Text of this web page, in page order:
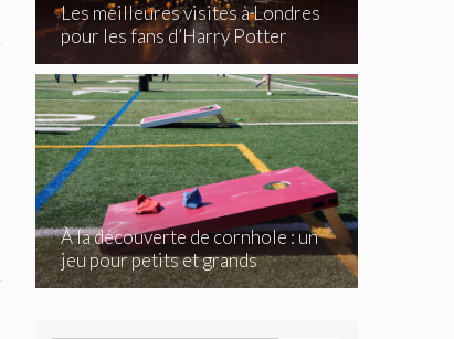
Les meilleures visites à Londres
pour les fans d’Harry Potter
À la découverte de cornhole : un
jeu pour petits et grands